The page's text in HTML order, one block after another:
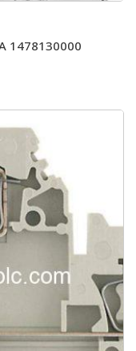
1478130000